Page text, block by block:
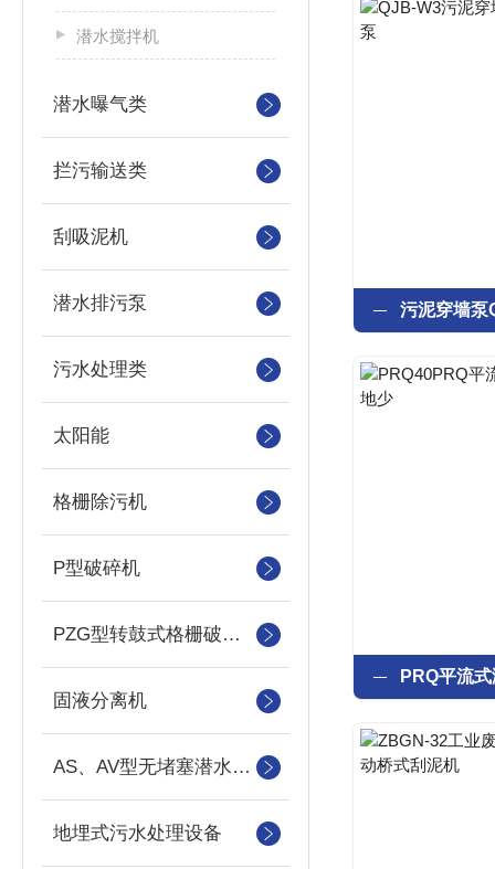
潜水搅拌机
潜水曝气类
拦污输送类
刮吸泥机
潜水排污泵
污水处理类
太阳能
格栅除污机
P型破碎机
PZG型转鼓式格栅破碎机
固液分离机
AS、AV型无堵塞潜水吸砂泵
地埋式污水处理设备